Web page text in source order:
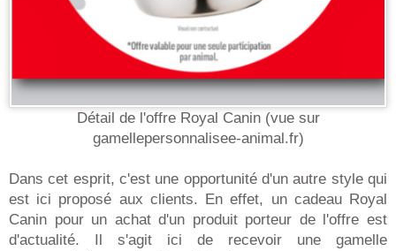
Détail de l'offre Royal Canin (vue sur
gamellepersonnalisee-animal.fr)
Dans cet esprit, c'est une opportunité d'un autre style qui
est ici proposé aux clients. En effet, un cadeau Royal
Canin pour un achat d'un produit porteur de l'offre est
d'actualité. Il s'agit ici de recevoir une gamelle